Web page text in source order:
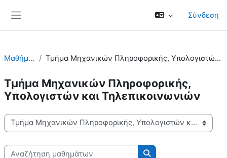
Σύνδεση
Μαθήματα Τμήμα Μηχανικών Πληροφορικής, Υπολογιστών και Τηλε...
Τμήμα Μηχανικών Πληροφορικής,
Υπολογιστών και Τηλεπικοινωνιών
Κατηγορίες μαθημάτων
Αναζήτηση μαθημάτων